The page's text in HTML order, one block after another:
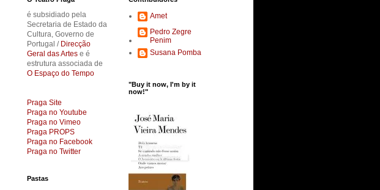
é subsidiado pela
Secretaria de Estado da
Cultura, Governo de
Portugal / Direcção
Geral das Artes e é
estrutura associada de
O Espaço do Tempo
Praga Site
Praga no Youtube
Praga no Vimeo
Praga PROPS
Praga no Facebook
Praga no Twitter
Pastas
Amet
Pedro Zegre
Penim
Susana Pomba
"Buy it now, I'm by it
now!"